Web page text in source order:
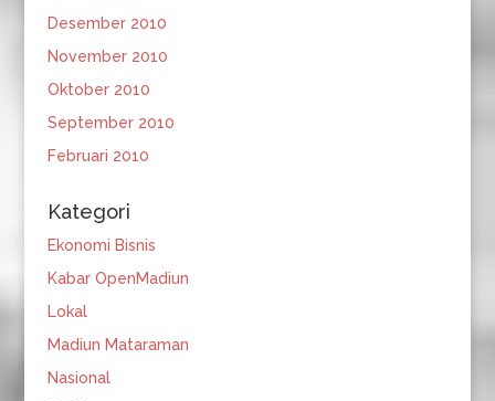
Desember 2010
November 2010
Oktober 2010
September 2010
Februari 2010
Kategori
Ekonomi Bisnis
Kabar OpenMadiun
Lokal
Madiun Mataraman
Nasional